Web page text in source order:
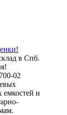
в Спб.
02
емкостей и